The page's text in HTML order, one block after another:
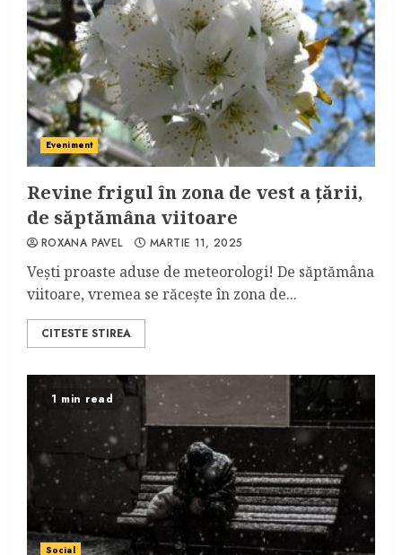
Eveniment
Revine frigul în zona de vest a țării,
de săptămâna viitoare
ROXANA PAVEL MARTIE 11, 2025
Vești proaste aduse de meteorologi! De săptămâna
viitoare, vremea se răcește în zona de...
CITESTE STIREA
1 min read
Social